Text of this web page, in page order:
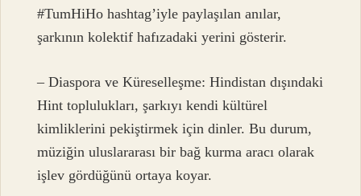
#TumHiHo hashtag’iyle paylaşılan anılar,
şarkının kolektif hafızadaki yerini gösterir.
– Diaspora ve Küreselleşme: Hindistan dışındaki
Hint toplulukları, şarkıyı kendi kültürel
kimliklerini pekiştirmek için dinler. Bu durum,
müziğin uluslararası bir bağ kurma aracı olarak
işlev gördüğünü ortaya koyar.